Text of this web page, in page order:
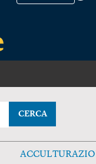
CERCA